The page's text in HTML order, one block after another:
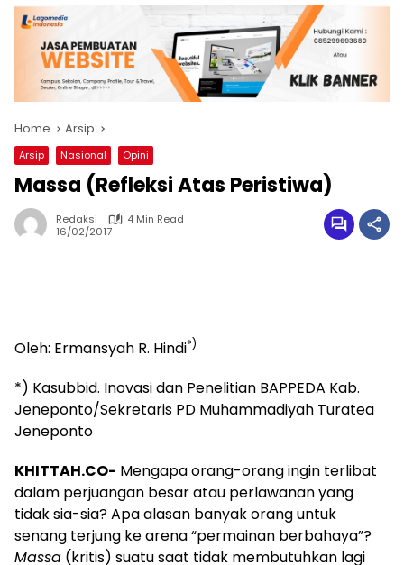
Home Arsip
Arsip Nasional Opini
Massa (Refleksi Atas Peristiwa)
Redaksi
4 Min Read
16/02/2017
Oleh: Ermansyah R. Hindi*)
*) Kasubbid. Inovasi dan Penelitian BAPPEDA Kab.
Jeneponto/Sekretaris PD Muhammadiyah Turatea
Jeneponto
KHITTAH.CO- Mengapa orang-orang ingin terlibat
dalam perjuangan besar atau perlawanan yang
tidak sia-sia? Apa alasan banyak orang untuk
senang terjung ke arena “permainan berbahaya”?
Massa (kritis) suatu saat tidak membutuhkan lagi